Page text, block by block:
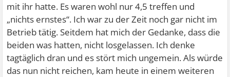
mit ihr hatte. Es waren wohl nur 4,5 treffen und
„nichts ernstes“. Ich war zu der Zeit noch gar nicht im
Betrieb tätig. Seitdem hat mich der Gedanke, dass die
beiden was hatten, nicht losgelassen. Ich denke
tagtäglich dran und es stört mich ungemein. Als würde
das nun nicht reichen, kam heute in einem weiteren